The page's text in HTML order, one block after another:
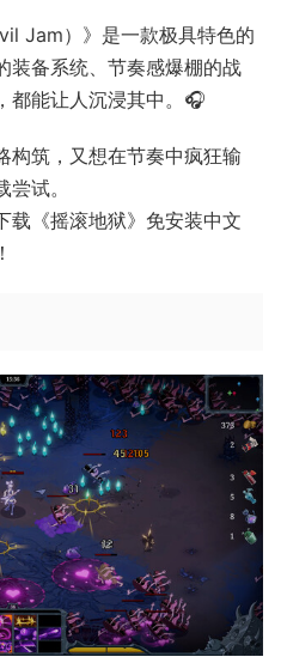
Jam）》是一款极具特色的
装备系统、节奏感爆棚的战
都能让人沉浸其中。🎧
构筑，又想在节奏中疯狂输
试。
载《摇滚地狱》免安装中文